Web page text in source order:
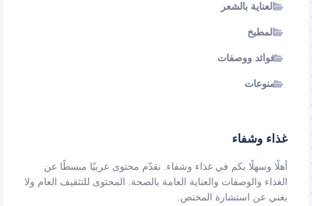
العناية بالشعر
المطبخ
فوائد ووصفات
منوعات
غذاء وشفاء
أهلًا وسهلًا بكم في غذاء وشفاء. نقدّم محتوى عربيًا مبسطًا عن
الغذاء والوصفات والعناية العامة بالصحة. المحتوى للتثقيف العام ولا
يغني عن استشارة المختص.